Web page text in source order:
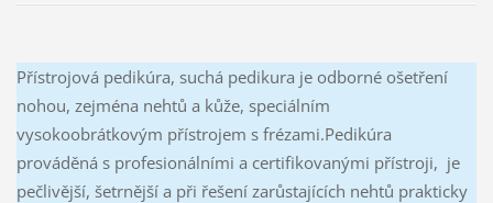
Přístrojová pedikúra, suchá pedikura je odborné ošetření
nohou, zejména nehtů a kůže, speciálním
vysokoobrátkovým přístrojem s frézami.Pedikúra
prováděná s profesionálními a certifikovanými přístroji, je
pečlivější, šetrnější a při řešení zarůstajících nehtů prakticky